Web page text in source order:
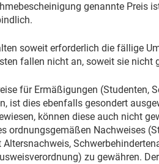
genannte Preis
soweit erforderlich die fällige
fallen nicht an, soweit sie nicht
für Ermäßigungen (Studenten,
ist dies ebenfalls gesondert
können diese auch nicht
ordnungsgemäßen Nachweises
zu gewähren.